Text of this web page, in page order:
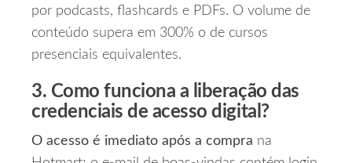
por podcasts, flashcards e PDFs. O volume de
conteúdo supera em 300% o de cursos
presenciais equivalentes.
3. Como funciona a liberação das
credenciais de acesso digital?
O acesso é imediato após a compra na